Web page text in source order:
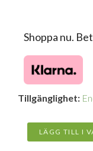
Shoppa nu.
Tillgänglighet:
Samsung
Galaxy
Battery
20,000mAh
LÄGG TILL I